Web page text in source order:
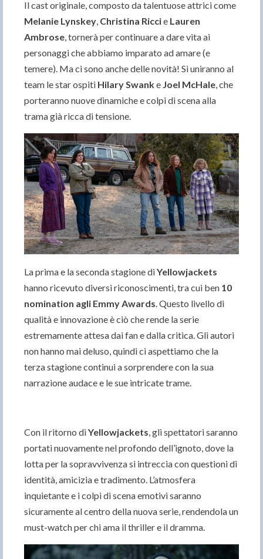
Il cast originale, composto da talentuose attrici come
Melanie Lynskey, Christina Riccie Lauren
Ambrose, tornerà per continuare a dare vita ai
personaggi che abbiamo imparato ad amare (e
temere). Ma ci sono anche delle novità! Si uniranno al
team le star ospiti Hilary Swanke Joel McHale, che
porteranno nuove dinamiche e colpi di scena alla
trama già ricca di tensione.
La prima e la seconda stagione diYellowjackets
hanno ricevuto diversi riconoscimenti, tra cui ben 10
nomination agli Emmy Awards. Questo livello di
qualità e innovazione è ciò che rende la serie
estremamente attesa dai fan e dalla critica. Gli autori
non hanno mai deluso, quindi ci aspettiamo che la
terza stagione continui a sorprendere con la sua
narrazione audace e le sue intricate trame.
Con il ritorno diYellowjackets, gli spettatori saranno
portati nuovamente nel profondo dell’ignoto, dove la
lotta per la sopravvivenza si intreccia con questioni di
identità, amicizia e tradimento. L’atmosfera
inquietante e i colpi di scena emotivi saranno
sicuramente al centro della nuova serie, rendendola un
must-watch per chi ama il thriller e il dramma.